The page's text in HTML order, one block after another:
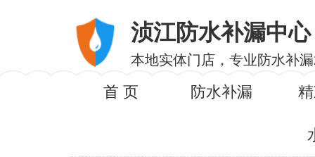
浈江防水补漏中心
本地实体门店，专业防水补
首 页 防水补漏